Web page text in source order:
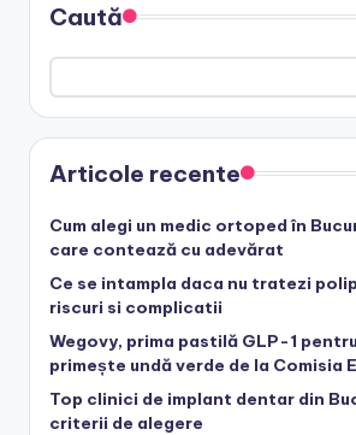
Caută
Articole recente
Cum alegi un medic ortoped în
care contează cu adevărat
Ce se intampla daca nu tratezi
riscuri si complicatii
Wegovy, prima pastilă GLP-1
primește undă verde de la Comisia
Top clinici de implant dentar din
criterii de alegere